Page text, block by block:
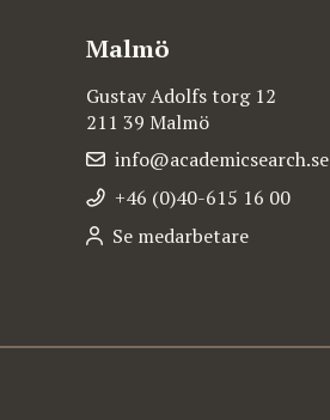
Malmö
Gustav Adolfs torg 12
211 39 Malmö
info@academicsearch.se
+46 (0)40-615 16 00
Se medarbetare